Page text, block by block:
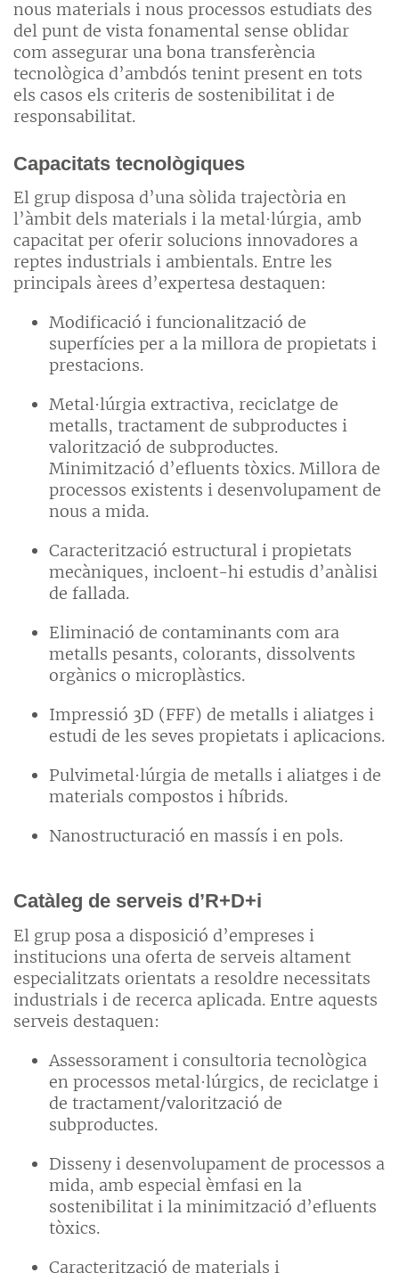
nous materials i nous processos estudiats des
del punt de vista fonamental sense oblidar
com assegurar una bona transferència
tecnològica d’ambdós tenint present en tots
els casos els criteris de sostenibilitat i de
responsabilitat.
Capacitats tecnològiques
El grup disposa d’una sòlida trajectòria en
l’àmbit dels materials i la metal·lúrgia, amb
capacitat per oferir solucions innovadores a
reptes industrials i ambientals. Entre les
principals àrees d’expertesa destaquen:
Modificació i funcionalització de
superfícies per a la millora de propietats i
prestacions.
Metal·lúrgia extractiva, reciclatge de
metalls, tractament de subproductes i
valorització de subproductes.
Minimització d’efluents tòxics. Millora de
processos existents i desenvolupament de
nous a mida.
Caracterització estructural i propietats
mecàniques, incloent-hi estudis d’anàlisi
de fallada.
Eliminació de contaminants com ara
metalls pesants, colorants, dissolvents
orgànics o microplàstics.
Impressió 3D (FFF) de metalls i aliatges i
estudi de les seves propietats i aplicacions.
Pulvimetal·lúrgia de metalls i aliatges i de
materials compostos i híbrids.
Nanostructuració en massís i en pols.
Catàleg de serveis d’R+D+i
El grup posa a disposició d’empreses i
institucions una oferta de serveis altament
especialitzats orientats a resoldre necessitats
industrials i de recerca aplicada. Entre aquests
serveis destaquen:
Assessorament i consultoria tecnològica
en processos metal·lúrgics, de reciclatge i
de tractament/valorització de
subproductes.
Disseny i desenvolupament de processos a
mida, amb especial èmfasi en la
sostenibilitat i la minimització d’efluents
tòxics.
Caracterització de materials i